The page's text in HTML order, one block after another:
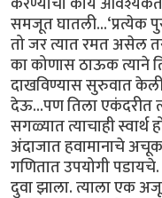
समजूत
तो जर त्यात रमत असेल
का कोणास ठाऊक त्याने
दाखविण्यास सुरुवात
देऊ...पण तिला एकंदरीत
सगळ्यात त्याचाही स्वार्थ
अंदाजात हवामानाचे
गणितात उपयोगी
दुवा झाला. त्याला एक